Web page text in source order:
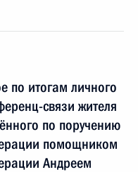
по итогам личного
связи жителя
по поручению
помощником
Андреем